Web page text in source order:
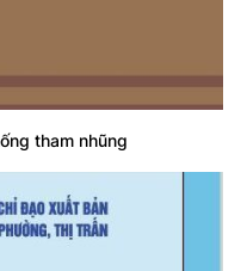
tham nhũng